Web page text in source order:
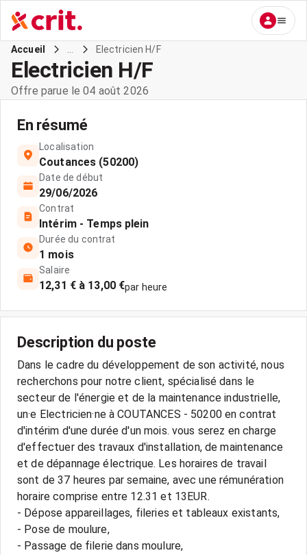
Accueil Electricien H/F
Electricien H/F
Offre parue le 04 août 2026
En résumé
Localisation
Coutances (50200)
Date de début
29/06/2026
Contrat
Intérim - Temps plein
Durée du contrat
1 mois
Salaire
12,31 € à 13,00 €par heure
Description du poste
Dans le cadre du développement de son activité, nous
recherchons pour notre client, spécialisé dans le
secteur de l'énergie et de la maintenance industrielle,
un·e Electricien·ne à COUTANCES - 50200 en contrat
d'intérim d'une durée d'un mois. vous serez en charge
d'effectuer des travaux d'installation, de maintenance
et de dépannage électrique. Les horaires de travail
sont de 37 heures par semaine, avec une rémunération
horaire comprise entre 12.31 et 13EUR.
- Dépose appareillages, fileries et tableaux existants,
- Pose de moulure,
- Passage de filerie dans moulure,